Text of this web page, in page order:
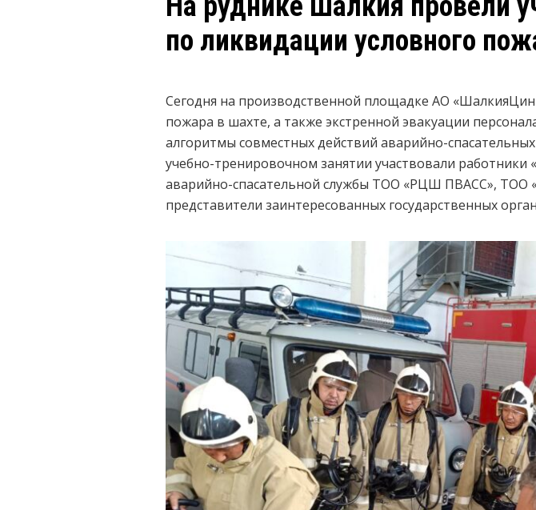
по ликвидации условного
Сегодня на производственной площадке АО
пожара в шахте, а также экстренной эвакуации
алгоритмы совместных действий аварийно-
учебно-тренировочном занятии участвовали
аварийно-спасательной службы ТОО «РЦШ ПВАСС», ТОО
представители заинтересованных государственных